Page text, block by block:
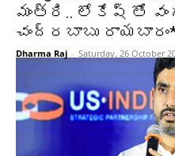
మంత్రి.. లోకేష్ తో
చంద్రబాబు
Dharma Raj - Saturday, 26 October